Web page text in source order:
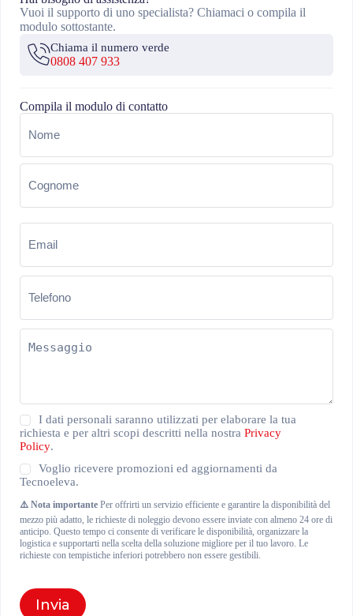
Vuoi il supporto di uno specialista? Chiamaci o compila il
modulo sottostante.
Chiama il numero verde
0808 407 933
Compila il modulo di contatto
Nome
Email
Telefono
Messaggio
Privacy
Policy(Obbligatorio)
I dati personali saranno utilizzati per elaborare la tua
richiesta e per altri scopi descritti nella nostra Privacy
Policy.
Newsletter
Voglio ricevere promozioni ed aggiornamenti da
Tecnoeleva.
⚠️ Nota importante Per offrirti un servizio efficiente e garantire la disponibilità del
mezzo più adatto, le richieste di noleggio devono essere inviate con almeno 24 ore di
anticipo. Questo tempo ci consente di verificare le disponibilità, organizzare la
logistica e supportarti nella scelta della soluzione migliore per il tuo lavoro. Le
richieste con tempistiche inferiori potrebbero non essere gestibili.
Invia